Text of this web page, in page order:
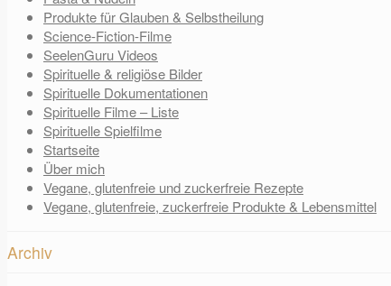
Produkte für Glauben & Selbstheilung
Science-Fiction-Filme
SeelenGuru Videos
Spirituelle & religiöse Bilder
Spirituelle Dokumentationen
Spirituelle Filme – Liste
Spirituelle Spielfilme
Startseite
Über mich
Vegane, glutenfreie und zuckerfreie Rezepte
Vegane, glutenfreie, zuckerfreie Produkte & Lebensmittel
Archiv